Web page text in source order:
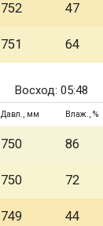
752 47
751 64
Восход: 05:48
Давл., мм Влаж., %
750 86
750 72
749 44